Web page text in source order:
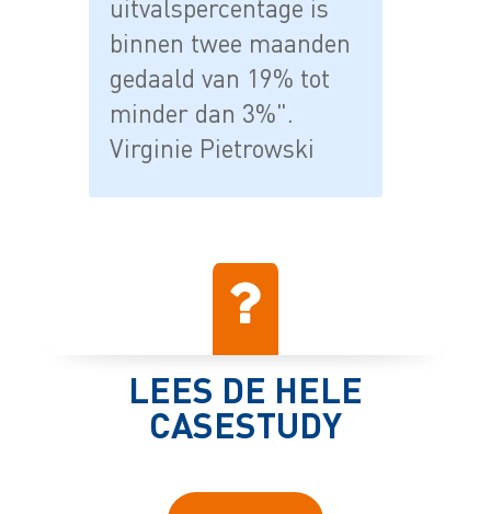
uitvalspercentage is
binnen twee maanden
gedaald van 19% tot
minder dan 3%".
Virginie Pietrowski
LEES DE HELE
CASESTUDY